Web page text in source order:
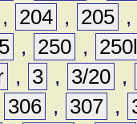
, 204 , 205 ,
, 250 ,
, 3 , 3/20 ,
306 , 307 ,